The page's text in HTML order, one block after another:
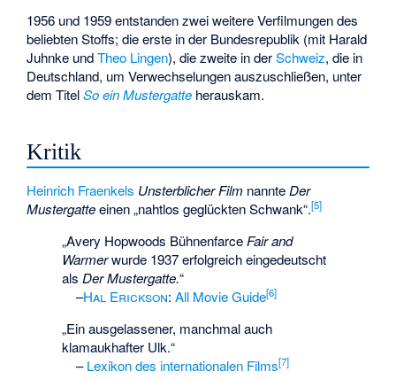
1956 und 1959 entstanden zwei weitere Verfilmungen des
beliebten Stoffs; die erste in der Bundesrepublik (mit Harald
Juhnke undTheo Lingen), die zweite in derSchweiz, die in
Deutschland, um Verwechselungen auszuschließen, unter
dem TitelSo ein Mustergatte herauskam.
Kritik
Heinrich Fraenkels Unsterblicher Film nannteDer
Mustergatteeinen „nahtlos geglückten Schwank“.[5]
„Avery Hopwoods Bühnenfarce Fair and
Warmerwurde 1937 erfolgreich eingedeutscht
alsDer Mustergatte.“
–Hal Erickson: All Movie Guide[6]
„Ein ausgelassener, manchmal auch
klamaukhafter Ulk.“
–Lexikon des internationalen Films[7]